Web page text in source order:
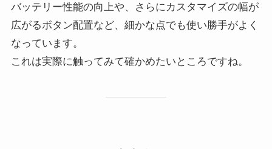
バッテリー性能の向上や、さらにカスタマイズの幅が
広がるボタン配置など、細かな点でも使い勝手がよく
なっています。
これは実際に触ってみて確かめたいところですね。